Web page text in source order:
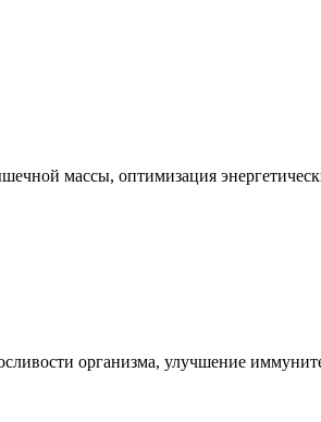
массы, оптимизация
организма, улучшение